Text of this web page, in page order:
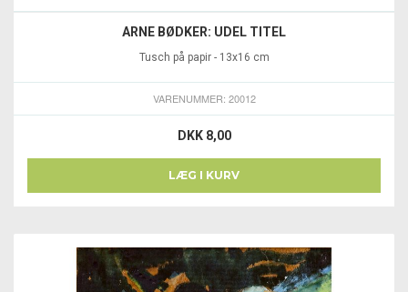
ARNE BØDKER: UDEL TITEL
Tusch på papir - 13x16 cm
VARENUMMER: 20012
DKK 8,00
LÆG I KURV